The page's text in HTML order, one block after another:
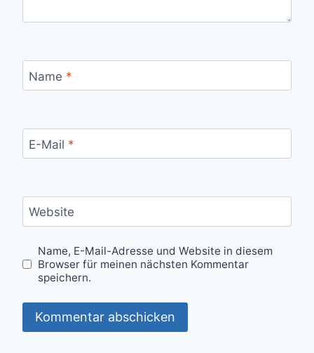
Name *
E-Mail *
Website
Name, E-Mail-Adresse und Website in diesem
Browser für meinen nächsten Kommentar
speichern.